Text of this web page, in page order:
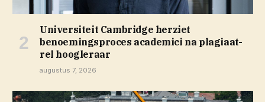
Universiteit Cambridge herziet
benoemingsproces academici na plagiaat-
rel hoogleraar
augustus 7, 2026